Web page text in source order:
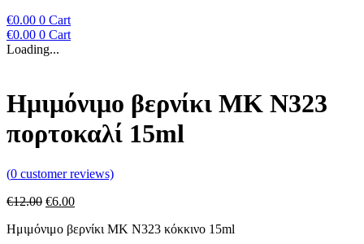
€0.00 0 Cart
€0.00 0 Cart
Loading...
Ημιμόνιμο βερνίκι ΜΚ Ν323
πορτοκαλί 15ml
(0 customer reviews)
€12.00 Original
was:
€6.00Η
τιμή
Ημιμόνιμο βερνίκι ΜΚ Ν323 κόκκινο 15ml